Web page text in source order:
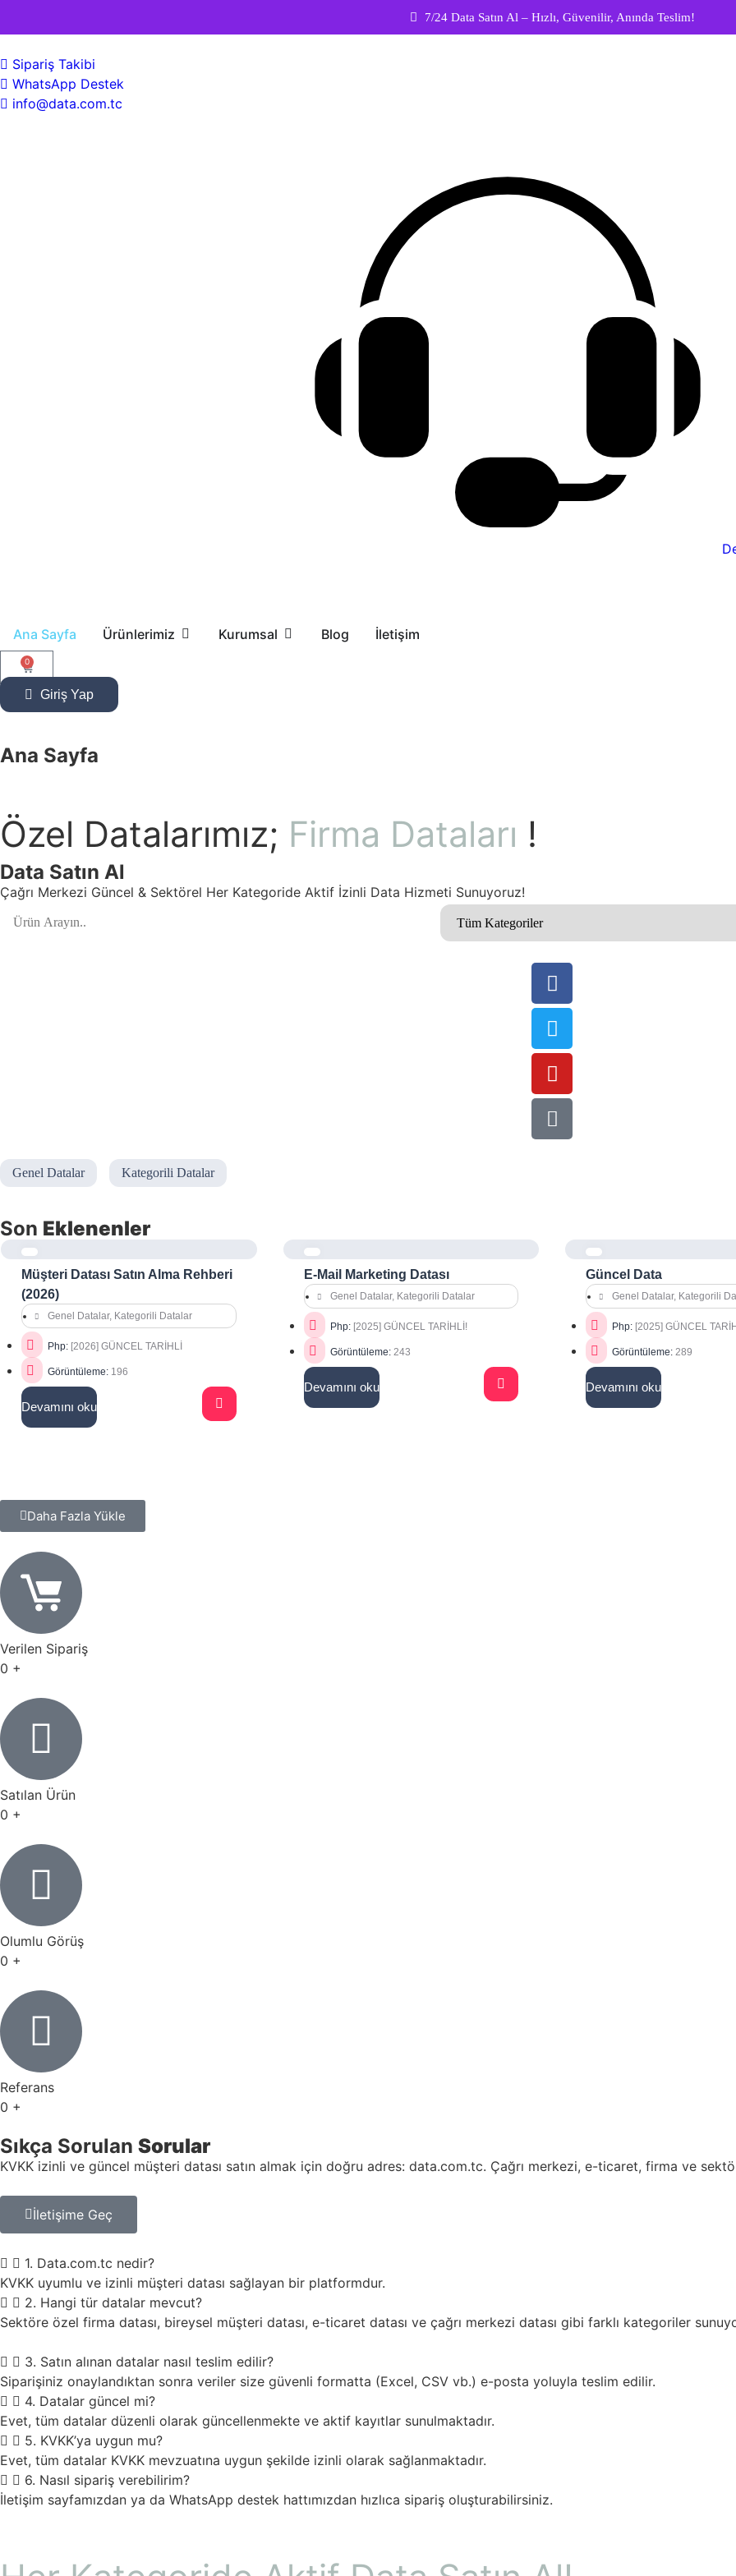
7/24 Data Satın Al – Hızlı, Güvenilir, Anında Teslim!
Sipariş Takibi
WhatsApp Destek
info@data.com.tc
Ana Sayfa Ürünlerimiz Kurumsal Blog İletişim
0
Giriş Yap
Ana Sayfa
Özel Datalarımız; Firma Dataları !
Data Satın Al
Çağrı Merkezi Güncel & Sektörel Her Kategoride Aktif İzinli Data Hizmeti Sunuyoruz!
Genel Datalar Kategorili Datalar
Son Eklenenler
Müşteri Datası Satın Alma Rehberi
(2026)
Genel Datalar, Kategorili Datalar
Php: [2026] GÜNCEL TARİHLİ
Görüntüleme: 196
Devamını oku
E-Mail Marketing Datası
Genel Datalar, Kategorili Datalar
Php: [2025] GÜNCEL TARİHLİ!
Görüntüleme: 243
Devamını oku
Güncel Data
Genel Datalar, Kategorili
Php: [2025] GÜNCEL
Görüntüleme: 289
Devamını oku
Daha Fazla Yükle
Verilen Sipariş
0 +
Satılan Ürün
0 +
Olumlu Görüş
0 +
Referans
0 +
Sıkça Sorulan Sorular
KVKK izinli ve güncel müşteri datası satın almak için doğru adres: data.com.tc. Çağrı merkezi, e-ticaret, firma ve sektör
İletişime Geç
1. Data.com.tc nedir?
KVKK uyumlu ve izinli müşteri datası sağlayan bir platformdur.
2. Hangi tür datalar mevcut?
Sektöre özel firma datası, bireysel müşteri datası, e-ticaret datası ve çağrı merkezi datası gibi farklı kategoriler
3. Satın alınan datalar nasıl teslim edilir?
Siparişiniz onaylandıktan sonra veriler size güvenli formatta (Excel, CSV vb.) e-posta yoluyla teslim edilir.
4. Datalar güncel mi?
Evet, tüm datalar düzenli olarak güncellenmekte ve aktif kayıtlar sunulmaktadır.
5. KVKK’ya uygun mu?
Evet, tüm datalar KVKK mevzuatına uygun şekilde izinli olarak sağlanmaktadır.
6. Nasıl sipariş verebilirim?
İletişim sayfamızdan ya da WhatsApp destek hattımızdan hızlıca sipariş oluşturabilirsiniz.